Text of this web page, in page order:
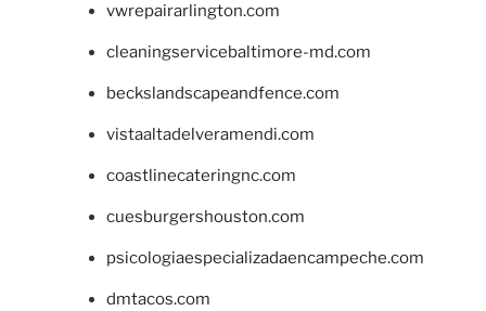
vwrepairarlington.com
cleaningservicebaltimore-md.com
beckslandscapeandfence.com
vistaaltadelveramendi.com
coastlinecateringnc.com
cuesburgershouston.com
psicologiaespecializadaencampeche.com
dmtacos.com